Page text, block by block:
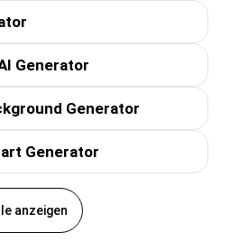
Generator
Generator
Generator
anzeigen